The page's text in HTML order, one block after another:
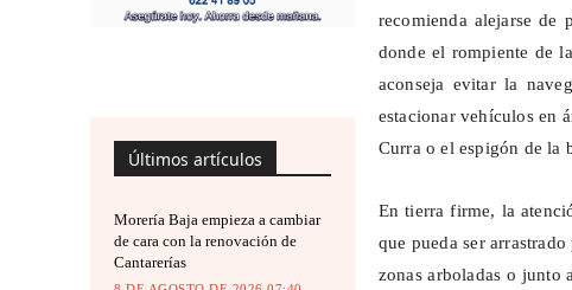
Últimos artículos
Morería Baja empieza a cambiar
de cara con la renovación de
Cantarerías
recomienda alejarse de
donde el rompiente de
aconseja evitar la
estacionar vehículos en
Curra o el espigón de la
En tierra firme, la
que pueda ser
zonas arboladas o junto